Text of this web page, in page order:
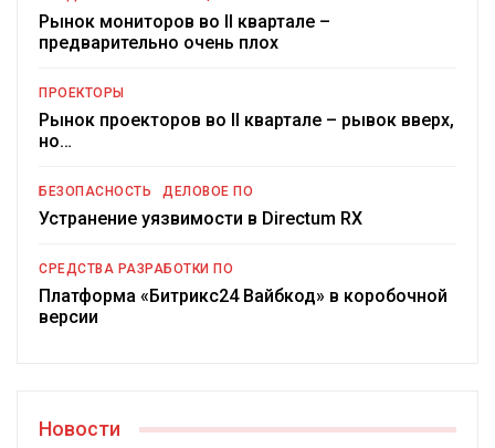
Рынок мониторов во II квартале –
предварительно очень плох
ПРОЕКТОРЫ
Рынок проекторов во II квартале – рывок вверх,
но…
БЕЗОПАСНОСТЬ ДЕЛОВОЕ ПО
Устранение уязвимости в Directum RX
СРЕДСТВА РАЗРАБОТКИ ПО
Платформа «Битрикс24 Вайбкод» в коробочной
версии
Новости